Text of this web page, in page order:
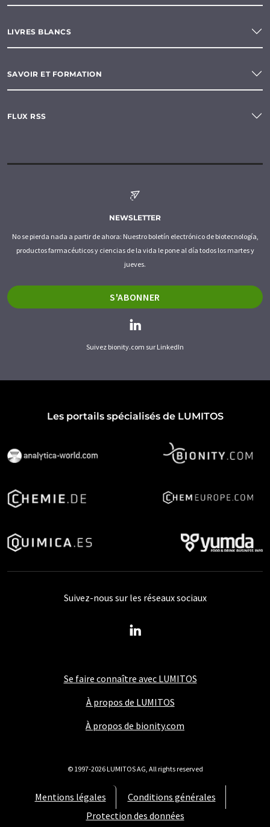
LIVRES BLANCS
SAVOIR ET FORMATION
FLUX RSS
NEWSLETTER
No se pierda nada a partir de ahora: Nuestro boletín electrónico de biotecnología,
productos farmacéuticos y ciencias de la vida le pone al día todos los martes y
jueves.
S'ABONNER
Suivez bionity.com sur LinkedIn
Les portails spécialisés de LUMITOS
Se faire connaître avec LUMITOS
À propos de LUMITOS
À propos de bionity.com
Mentions légales
Conditions générales
Protection des données
Suivez-nous sur les réseaux sociaux
© 1997-2026 LUMITOS AG, All rights reserved